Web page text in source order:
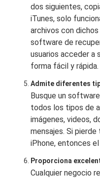
dos siguientes,
iTunes, solo
archivos con
software de
usuarios acceder a
forma fácil y rápida.
Admite diferentes
Busque un
todos los tipos de
imágenes, videos,
mensajes. Si
iPhone, entonces
Proporciona
Cualquier negocio